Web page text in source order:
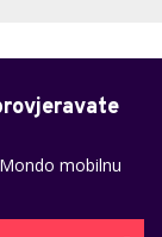
mobilnu